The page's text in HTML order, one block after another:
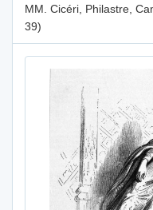
MM. Cicéri, Philastre,
39)